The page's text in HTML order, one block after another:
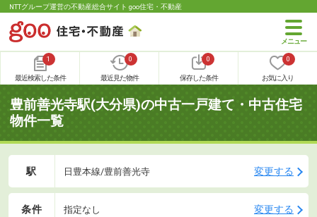
NTTグループ運営の不動産総合サイト goo住宅・不動産
1
最近検索した条件
0
最近見た物件
0
保存した条件
0
お気に入り
豊前善光寺駅(大分県)の中古一戸建て・中古住宅
物件一覧
駅 日豊本線/豊前善光寺 変更する
条件 指定なし 変更する